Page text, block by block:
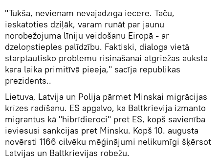
"Tukša, nevienam nevajadzīga iecere. Taču,
ieskatoties dziļāk, varam runāt par jaunu
norobežojuma līniju veidošanu Eiropā - ar
dzeloņstieples palīdzību. Faktiski, dialoga vietā
starptautisko problēmu risināšanai atgriežas aukstā
kara laika primitīvā pieeja," sacīja republikas
prezidents..
Lietuva, Latvija un Polija pārmet Minskai migrācijas
krīzes radīšanu. ES apgalvo, ka Baltkrievija izmanto
migrantus kā "hibrīdieroci" pret ES, kopš savienība
ieviesusi sankcijas pret Minsku. Kopš 10. augusta
novērsti 1166 cilvēku mēģinājumi nelikumīgi šķērsot
Latvijas un Baltkrievijas robežu.